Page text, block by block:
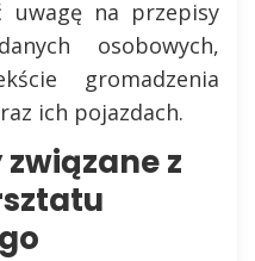
uwagę na przepisy
osobowych,
gromadzenia
ich pojazdach.
z